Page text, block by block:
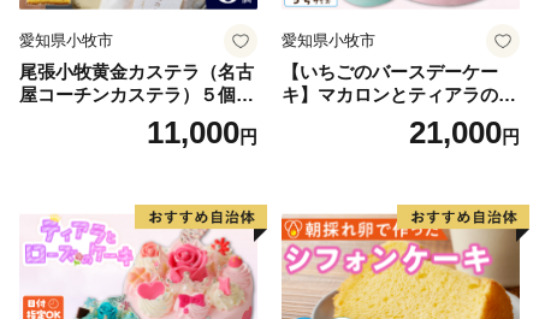
愛知県小牧市
尾張小牧黄金カステラ（名古
屋コーチンカステラ）５個入
名古屋コーチン カステラ ザ
ラメ 常温 愛知県 小牧市 アン
11,000円
愛知県小牧市
【いちごのバースデーケー
キ】マカロンとティアラのケ
ーキ スイーツ 日時指定可 デ
ザート 洋菓子 お取り寄せ 愛
デコレーションケーキ ホー
ルケーキ
21,000円